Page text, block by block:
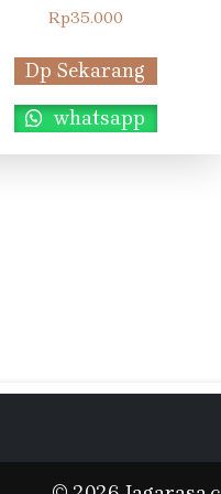
Rp35.000
Dp Sekarang
whatsapp